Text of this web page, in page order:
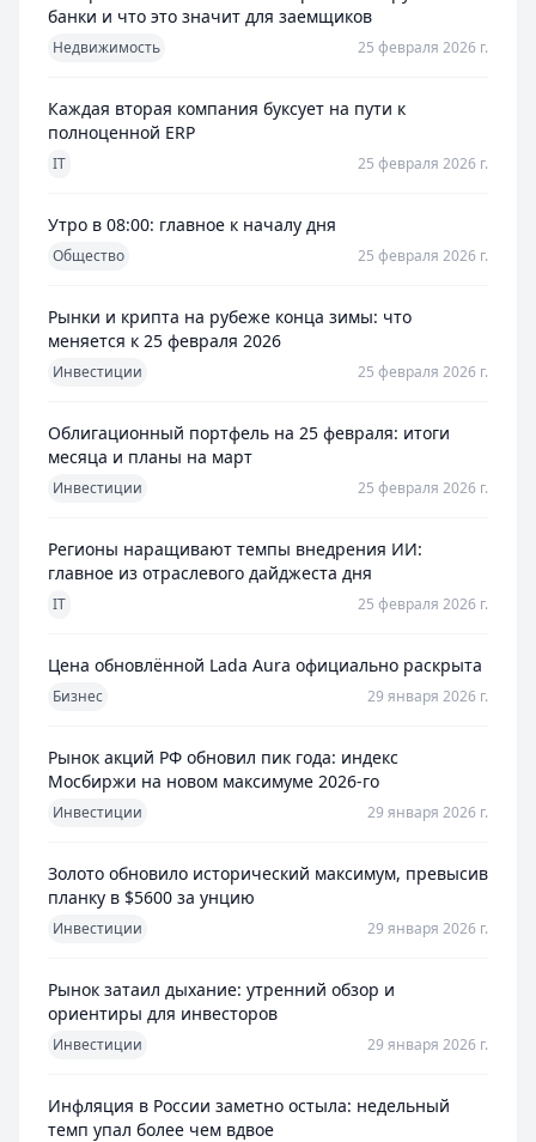
банки и что это значит для заемщиков
Недвижимость 25 февраля 2026 г.
Каждая вторая компания буксует на пути к
полноценной ERP
IT 25 февраля 2026 г.
Утро в 08:00: главное к началу дня
Общество 25 февраля 2026 г.
Рынки и крипта на рубеже конца зимы: что
меняется к 25 февраля 2026
Инвестиции 25 февраля 2026 г.
Облигационный портфель на 25 февраля: итоги
месяца и планы на март
Инвестиции 25 февраля 2026 г.
Регионы наращивают темпы внедрения ИИ:
главное из отраслевого дайджеста дня
IT 25 февраля 2026 г.
Цена обновлённой Lada Aura официально раскрыта
Бизнес 29 января 2026 г.
Рынок акций РФ обновил пик года: индекс
Мосбиржи на новом максимуме 2026-го
Инвестиции 29 января 2026 г.
Золото обновило исторический максимум, превысив
планку в $5600 за унцию
Инвестиции 29 января 2026 г.
Рынок затаил дыхание: утренний обзор и
ориентиры для инвесторов
Инвестиции 29 января 2026 г.
Инфляция в России заметно остыла: недельный
темп упал более чем вдвое